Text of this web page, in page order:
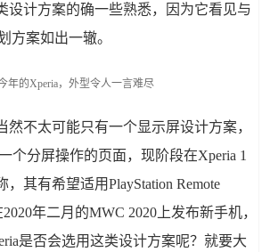
设计方案的确一些熟悉，因为它看见与
方案如出一辙。
然不太可能只有一个显示屏设计方案，
个分屏操作的页面，现阶段在Xperia 1
，其有希望适用PlayStation Remote
年二月的MWC 2020上发布新手机，
是否会选用这类设计方案呢？就要大